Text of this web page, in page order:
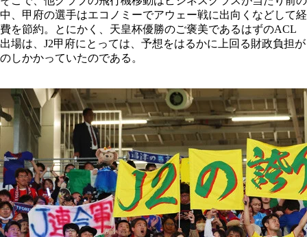
中、甲府の選手はエコノミーでアウェー戦に出向くなどして経
費を節約。とにかく、天皇杯優勝のご褒美であるはずのACL
出場は、J2甲府にとっては、予想をはるかに上回る財政負担が
のしかかっていたのである。